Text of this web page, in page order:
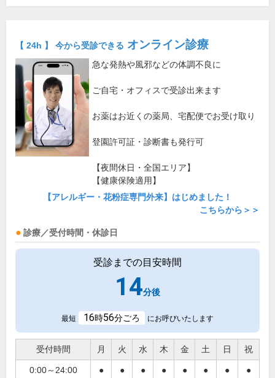
【 24h 】 今から受診できる オンライン診療
急な発熱や風邪などの体調不良に
ご自宅・オフィスで受診出来ます
お薬はお近くの薬局、宅配便でお受け取り
登園許可証・診断書も発行可
【夜間休日・全国エリア】
【健康保険適用】
【アレルギー・花粉症専門外来】はじめました！
こちらから＞＞
診療／受付時間・休診日
受診までの目安時間
14分後
最短 16時56分ごろ にお呼びいたします
受付時間 月 火 水 木 金 土 日 祝
0:00～24:00 ● ● ● ● ● ● ● ●